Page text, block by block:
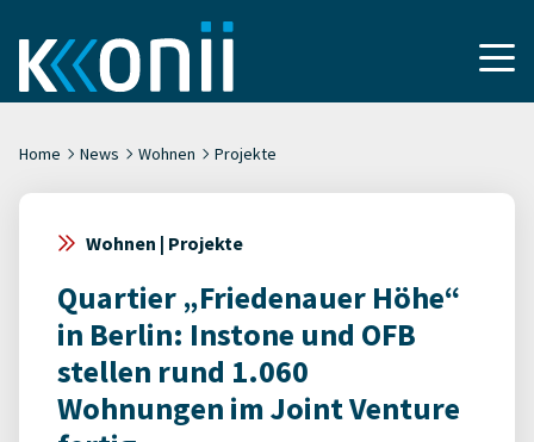
Home News Wohnen Projekte
Wohnen | Projekte
Quartier „Friedenauer Höhe“
in Berlin: Instone und OFB
stellen rund 1.060
Wohnungen im Joint Venture